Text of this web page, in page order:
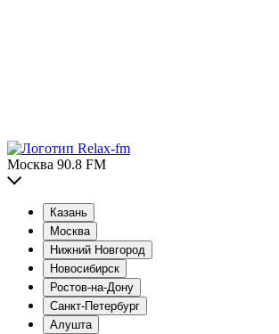
Москва 90.8 FM
Казань
Москва
Нижний Новгород
Новосибирск
Ростов-на-Дону
Санкт-Петербург
Алушта